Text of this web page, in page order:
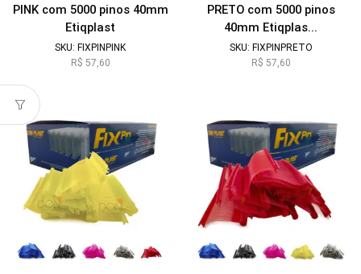
PINK com 5000 pinos 40mm
Etiqplast
SKU: FIXPINPINK
R$ 57,60
PRETO com 5000 pinos
40mm Etiqplas...
SKU: FIXPINPRETO
R$ 57,60